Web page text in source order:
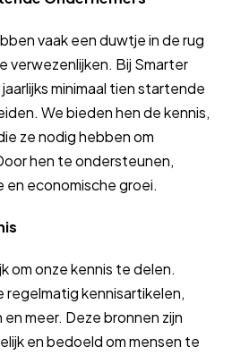
vaak een duwtje in de rug
verwezenlijken. Bij Smarter
minimaal tien startende
We bieden hen de kennis,
ze nodig hebben om
hen te ondersteunen,
en economische groei.
om onze kennis te delen.
regelmatig kennisartikelen,
meer. Deze bronnen zijn
en bedoeld om mensen te